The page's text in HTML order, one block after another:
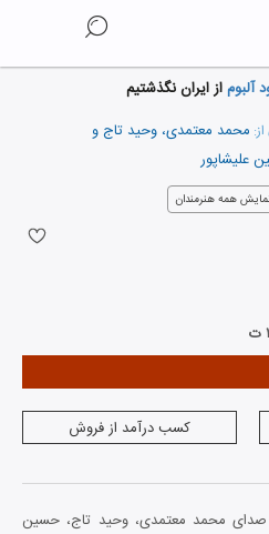
آلبوماز ایران نگذشتیم
محمد معتمدی، وحید تاجو
علیشاپور
همه هنرمندان
کسب درآمد از فروش
صدای محمد معتمدی، وحید تاج، حسین